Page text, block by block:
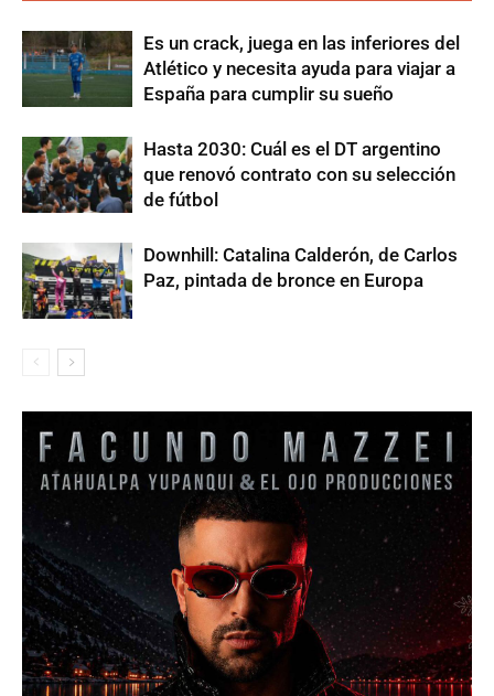
Es un crack, juega en las inferiores del
Atlético y necesita ayuda para viajar a
España para cumplir su sueño
Hasta 2030: Cuál es el DT argentino
que renovó contrato con su selección
de fútbol
Downhill: Catalina Calderón, de Carlos
Paz, pintada de bronce en Europa